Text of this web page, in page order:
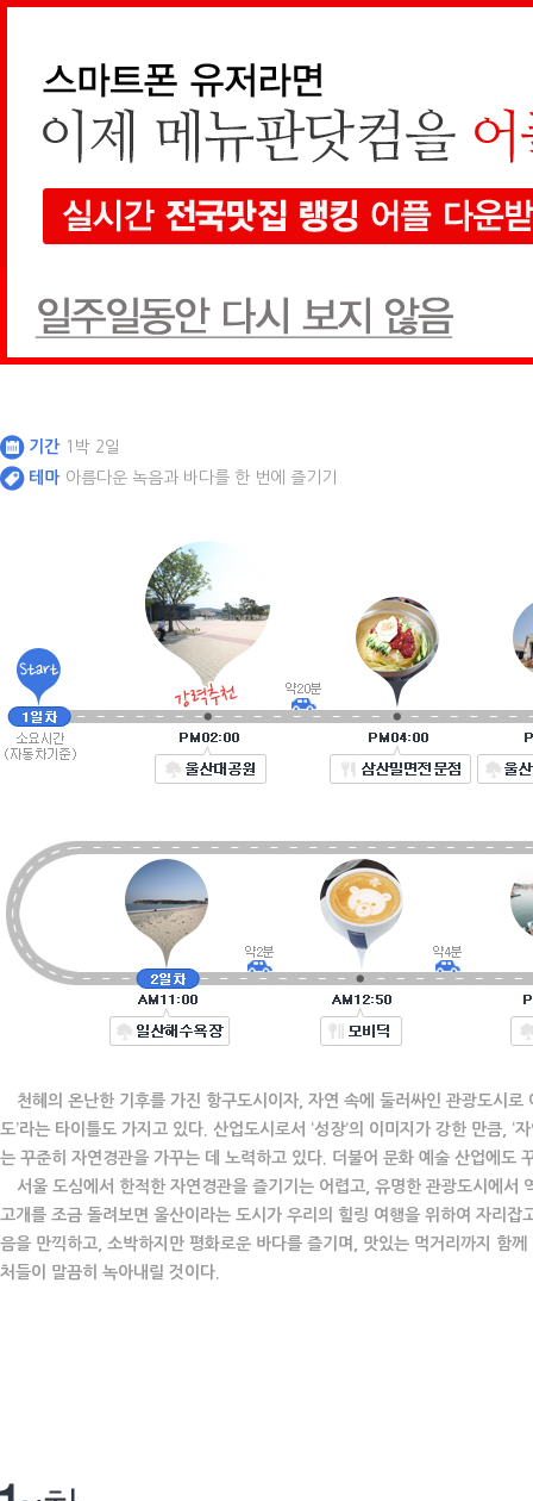
통합검색
울산
자연과 동화되는 힐링 여
기간 1박 2일
테마 아름다운 녹음과 바다를 한 번에 즐기기
천혜의 온난한 기후를 가진 항구도시이자, 자연 속에 둘러싸인 관광도시로
도’라는 타이틀도 가지고 있다. 산업도시로서 ‘성장’의 이미지가 강한 만큼, ‘
는 꾸준히 자연경관을 가꾸는 데 노력하고 있다. 더불어 문화 예술 산업에도
서울 도심에서 한적한 자연경관을 즐기기는 어렵고, 유명한 관광도시에서
고개를 조금 돌려보면 울산이라는 도시가 우리의 힐링 여행을 위하여 자리
음을 만끽하고, 소박하지만 평화로운 바다를 즐기며, 맛있는 먹거리까지 함
처들이 말끔히 녹아내릴 것이다.